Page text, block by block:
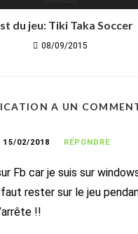
du jeu: Tiki Taka Soccer
08/09/2015
A UN
15/02/2018 RÉPONDRE
Fb car je suis sur
faut rester sur le jeu
!!